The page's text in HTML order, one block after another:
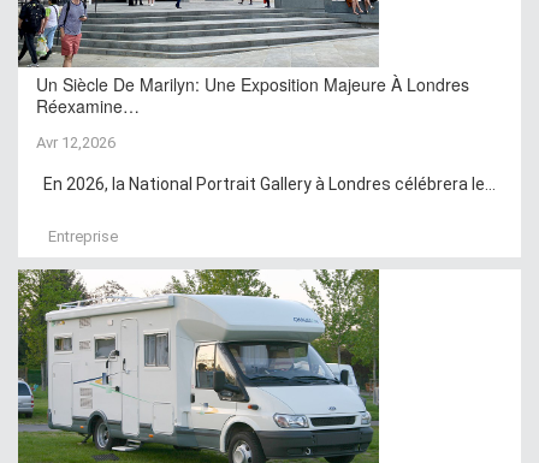
Un Siècle De Marilyn: Une Exposition Majeure À Londres
Réexamine…
Avr 12,2026
En 2026, la National Portrait Gallery à Londres célébrera le...
Entreprise